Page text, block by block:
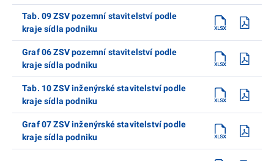
Tab. 09 ZSV pozemní stavitelství podle
kraje sídla podniku
Graf 06 ZSV pozemní stavitelství podle
kraje sídla podniku
Tab. 10 ZSV inženýrské stavitelství podle
kraje sídla podniku
Graf 07 ZSV inženýrské stavitelství podle
kraje sídla podniku